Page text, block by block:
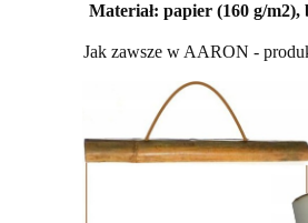
Materiał: papier (160 g/m2),
Jak zawsze w AARON -